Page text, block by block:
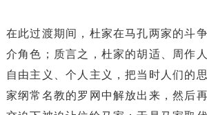
在此过渡期间，杜家在马孔两家的斗
介角色；质言之，杜家的胡适、周作
自由主义、个人主义，把当时人们的
家纲常名教的罗网中解放出来，然后